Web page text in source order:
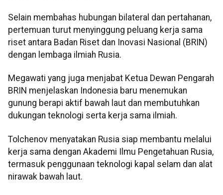
Selain membahas hubungan bilateral dan pertahanan,
pertemuan turut menyinggung peluang kerja sama
riset antara Badan Riset dan Inovasi Nasional (BRIN)
dengan lembaga ilmiah Rusia.
Megawati yang juga menjabat Ketua Dewan Pengarah
BRIN menjelaskan Indonesia baru menemukan
gunung berapi aktif bawah laut dan membutuhkan
dukungan teknologi serta kerja sama ilmiah.
Tolchenov menyatakan Rusia siap membantu melalui
kerja sama dengan Akademi Ilmu Pengetahuan Rusia,
termasuk penggunaan teknologi kapal selam dan alat
nirawak bawah laut.